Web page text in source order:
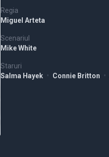
Regia
Miguel Arteta
Scenariul
Mike White
Staruri
Salma Hayek • Connie Britton •